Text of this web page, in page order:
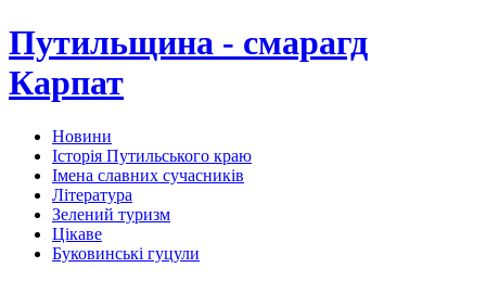
Путильщина - смарагд
Карпат
Новини
Історія Путильського краю
Імена славних сучасників
Література
Зелений туризм
Цікаве
Буковинські гуцули